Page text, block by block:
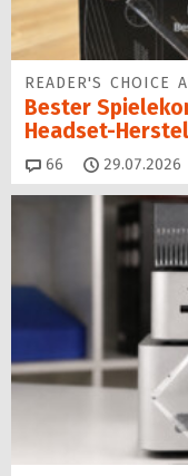
READER'S CHOICE
Bester
Headset-
66 Kommentare
29.07.2026